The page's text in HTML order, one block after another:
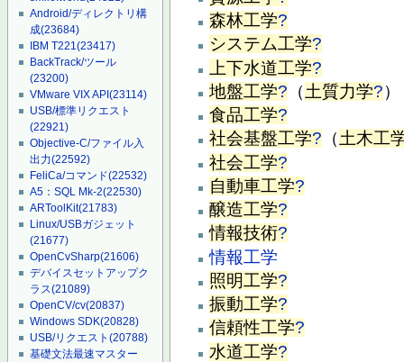
Android/ディレクトリ構
成(23684)
IBM T221(23417)
BackTrack/ツール
(23200)
VMware VIX API(23114)
USB/標準リクエスト
(22921)
Objective-C/ファイル入
出力(22592)
FeliCa/コマンド(22532)
A5：SQL Mk-2(22530)
ARToolKit(21783)
Linux/USBガジェット
(21677)
OpenCvSharp(21606)
デバイスセットアップク
ラス(21089)
OpenCV/cv(20837)
Windows SDK(20828)
USB/リクエスト(20788)
基礎文法最速マスター
森林工学?
システム工学?
上下水道工学?
地盤工学? （ 土質力学?）
食品工学?
社会基盤工学? （土木工
社会工学?
自動車工学?
醸造工学?
情報技術?
情報工学
照明工学?
振動工学?
信頼性工学?
水道工学?